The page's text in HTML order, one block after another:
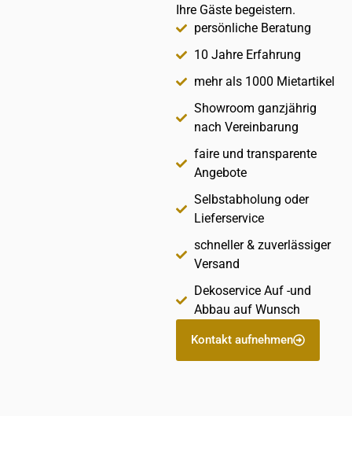
Ihre Gäste begeistern.
persönliche Beratung
10 Jahre Erfahrung
mehr als 1000 Mietartikel
Showroom ganzjährig
nach Vereinbarung
faire und transparente
Angebote
Selbstabholung oder
Lieferservice
schneller & zuverlässiger
Versand
Dekoservice Auf -und
Abbau auf Wunsch
Kontakt aufnehmen